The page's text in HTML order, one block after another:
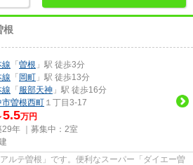
根
線 「 曽根 」駅 徒歩3分
線 「 岡町 」駅 徒歩13分
線 「 服部天神 」駅 徒歩16分
市曽根西町 １丁目3-17
5.5万円
年 ｜募集中： 2室
ルテ曽根」です。便利なスーパー「ダイエー曽